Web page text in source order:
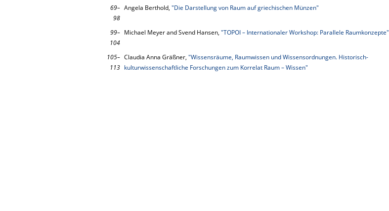
69–
98
Angela Berthold, "Die Darstellung von Raum auf griechischen Münzen"
99–
104
Michael Meyer and Svend Hansen, "TOPOI – Internationaler Workshop: Parallele Raumkonzepte"
105–
113
Claudia Anna Gräßner, "Wissensräume, Raumwissen und Wissensordnungen. Historisch-
kulturwissenschaftliche Forschungen zum Korrelat Raum – Wissen"